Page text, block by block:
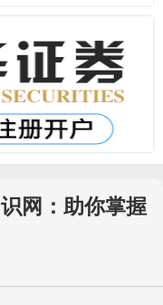
网：助你掌握